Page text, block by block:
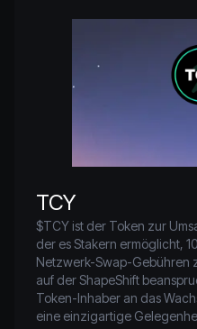
TCY
$TCY ist der Token zur
der es Stakern ermöglicht,
Netzwerk-Swap-Gebühren
auf der ShapeShift
Token-Inhaber an das
eine einzigartige